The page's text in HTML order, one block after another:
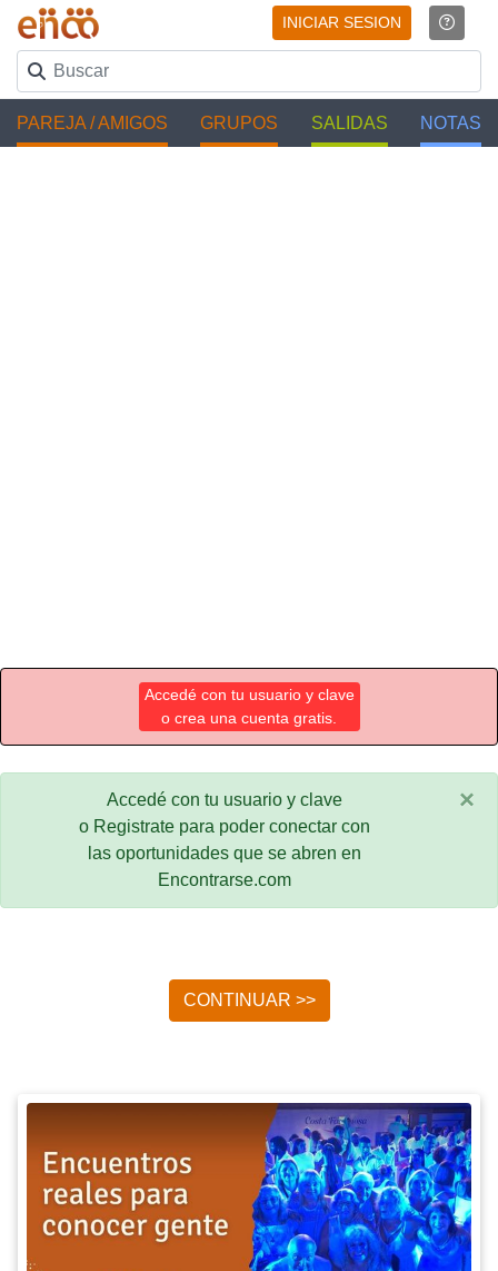
INICIAR SESION
PAREJA / AMIGOS GRUPOS SALIDAS NOTAS
Accedé con tu usuario y clave
o crea una cuenta gratis.
Accedé con tu usuario y clave
o Registrate para poder conectar con
las oportunidades que se abren en
Encontrarse.com
×
CONTINUAR >>